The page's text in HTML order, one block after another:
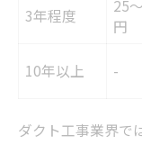
3年程度
25
円
10年以上 -
ダクト工事業界で